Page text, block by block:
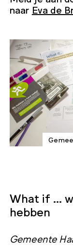
naar Eva de
What if …
hebben
Gemeente